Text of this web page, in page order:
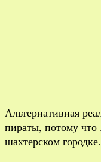
Альтернативная
пираты, потому что
шахтерском